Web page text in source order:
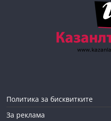
Политика за бисквитките
За реклама